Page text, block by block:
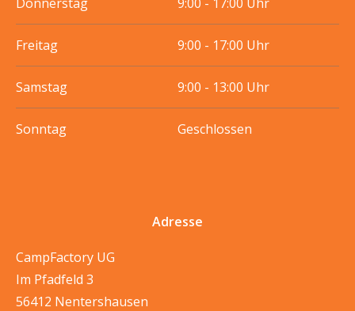
Freitag 9:00 - 17:00 Uhr
Samstag 9:00 - 13:00 Uhr
Sonntag Geschlossen
Adresse
CampFactory UG
Im Pfadfeld 3
56412 Nentershausen